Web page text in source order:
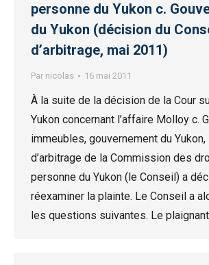
personne du Yukon c.
du Yukon (décision du
d’arbitrage, mai 2011)
Par nicolas 16 mai 2011
À la suite de la décision de la Cour
Yukon concernant l’affaire Molloy c.
immeubles, gouvernement du
d’arbitrage de la Commission des
personne du Yukon (le Conseil) a
réexaminer la plainte. Le Conseil a
les questions suivantes. Le